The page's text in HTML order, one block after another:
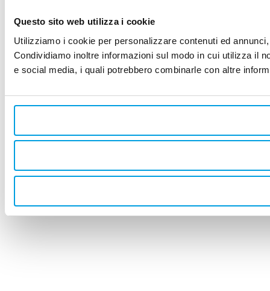
Questo sito web utilizza i cookie
Utilizziamo i cookie per personalizzare contenuti ed
Condividiamo inoltre informazioni sul modo in cui utilizza il
e social media, i quali potrebbero combinarle con altre